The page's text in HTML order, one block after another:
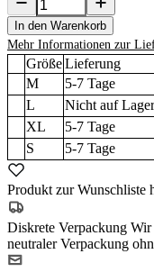
In den Warenkorb
Mehr Informationen zur
GrößeLieferung
M
5-7 Tage
L
Nicht auf
XL
5-7 Tage
S
5-7 Tage
Produkt zur Wunschliste
Diskrete Verpackung Wir
neutraler Verpackung